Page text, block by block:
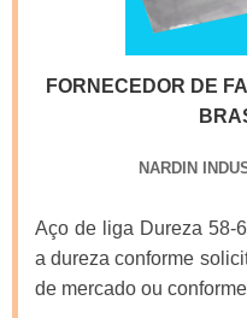
FORNECEDOR DE
NARDIN
Aço de liga Dureza 58-60HRc Podendo variar
a dureza conforme
de mercado ou